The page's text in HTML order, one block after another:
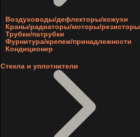
Воздуховоды/дефлекторы/кожухи
Краны/радиаторы/моторы/резисторы
Трубки/патрубки
Фурнитура/крепеж/принадлежности
Кондиционер
Стекла и уплотнители